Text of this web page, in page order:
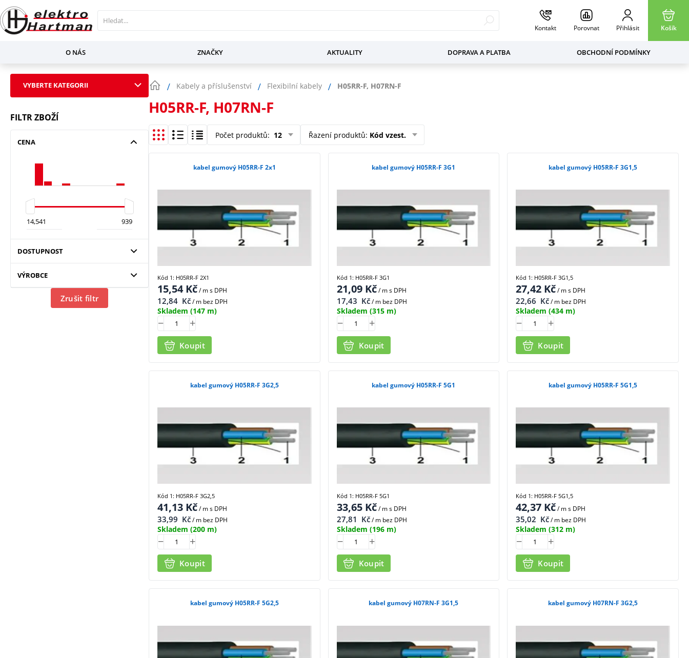
Kontakt Porovnat Přihlásit Košík
O NÁS ZNAČKY AKTUALITY DOPRAVA A PLATBA OBCHODNÍ PODMÍNKY
VYBERTE KATEGORII
FILTR ZBOŽÍ
CENA
DOSTUPNOST
VÝROBCE
Zrušit filtr
Kabely a příslušenství Flexibilní kabely H05RR-F, H07RN-F
H05RR-F, H07RN-F
Počet produktů: 12 Řazení produktů: Kód vzest.
kabel gumový H05RR-F 2x1
15,54Kč/ ms DPH
12,84 Kč/ m bez DPH
Skladem (147 m)
Koupit
Kód 1: H05RR-F 2X1
kabel gumový H05RR-F 3G1
21,09Kč/ ms DPH
17,43 Kč/ m bez DPH
Skladem (315 m)
Koupit
Kód 1: H05RR-F 3G1
kabel gumový H05RR-F 3G1,5
27,42 Kč/ ms DPH
22,66 Kč/ m bez DPH
Skladem (434 m)
Koupit
Kód 1: H05RR-F 3G1,5
kabel gumový H05RR-F 3G2,5
41,13 Kč/ ms DPH
33,99 Kč/ m bez DPH
Skladem (200 m)
Koupit
Kód 1: H05RR-F 3G2,5
kabel gumový H05RR-F 5G1
33,65Kč/ ms DPH
27,81 Kč/ m bez DPH
Skladem (196 m)
Koupit
Kód 1: H05RR-F 5G1
kabel gumový H05RR-F 5G1,5
42,37 Kč/ ms DPH
35,02 Kč/ m bez DPH
Skladem (312 m)
Koupit
Kód 1: H05RR-F 5G1,5
kabel gumový H05RR-F 5G2,5 kabel gumový H07RN-F 3G1,5 kabel gumový H07RN-F 3G2,5